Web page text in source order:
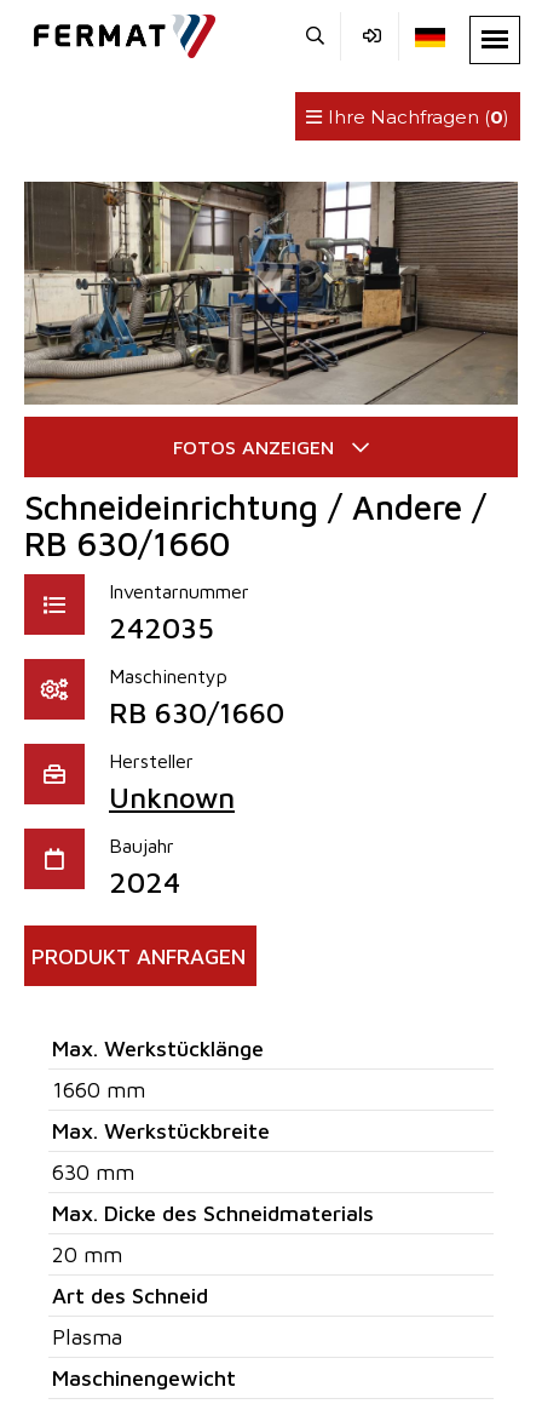
Ihre Nachfragen (0)
Schneideinrichtung / Andere /
RB 630/1660
Inventarnummer
242035
Maschinentyp
RB 630/1660
Hersteller
Unknown
Baujahr
2024
PRODUKT ANFRAGEN
Max. Werkstücklänge
1660 mm
Max. Werkstückbreite
630 mm
Max. Dicke des Schneidmaterials
20 mm
Art des Schneid
Plasma
Maschinengewicht